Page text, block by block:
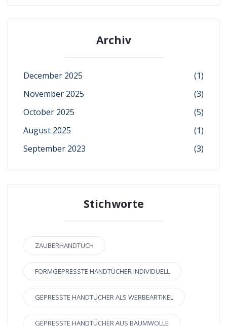
Archiv
December 2025
(1)
November 2025
(3)
October 2025
(5)
August 2025
(1)
September 2023
(3)
Stichworte
ZAUBERHANDTUCH
FORMGEPRESSTE HANDTÜCHER INDIVIDUELL
GEPRESSTE HANDTÜCHER ALS WERBEARTIKEL
GEPRESSTE HANDTÜCHER AUS BAUMWOLLE